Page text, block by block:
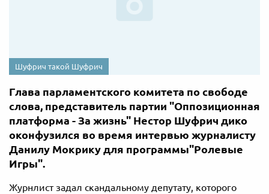
Шуфрич такой Шуфрич
Глава парламентского комитета по свободе
слова, представитель партии "Оппозиционная
платформа - За жизнь" Нестор Шуфрич дико
оконфузился во время интервью журналисту
Данилу Мокрику для программы"Ролевые
Игры".
Журнлист задал скандальному депутату, которого